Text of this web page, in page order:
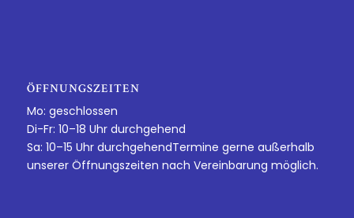
ÖFFNUNGSZEITEN
Mo: geschlossen
Di-Fr: 10–18 Uhr durchgehend
Sa: 10–15 Uhr durchgehendTermine gerne außerhalb
unserer Öffnungszeiten nach Vereinbarung möglich.